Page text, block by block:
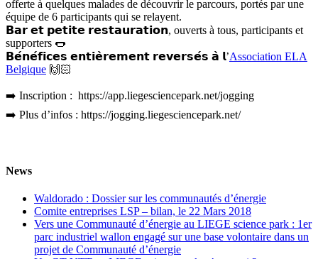
offerte à quelques malades de découvrir le parcours, portés par une
équipe de 6 participants qui se relayent.
𝗕𝗮𝗿 𝗲𝘁 𝗽𝗲𝘁𝗶𝘁𝗲 𝗿𝗲𝘀𝘁𝗮𝘂𝗿𝗮𝘁𝗶𝗼𝗻, ouverts à tous, participants et
supporters 🌭
𝗕𝗲́𝗻𝗲́𝗳𝗶𝗰𝗲𝘀 𝗲𝗻𝘁𝗶𝗲̀𝗿𝗲𝗺𝗲𝗻𝘁 𝗿𝗲𝘃𝗲𝗿𝘀𝗲́𝘀 𝗮̀ 𝗹’Association ELA
Belgique 🙌🏻
➡️ Inscription : https://app.liegesciencepark.net/jogging
➡️ Plus d’infos : https://jogging.liegesciencepark.net/
News
Waldorado : Dossier sur les communautés d’énergie
Comite entreprises LSP – bilan, le 22 Mars 2018
Vers une Communauté d’énergie au LIEGE science park : 1er
parc industriel wallon engagé sur une base volontaire dans un
projet de Communauté d’énergie